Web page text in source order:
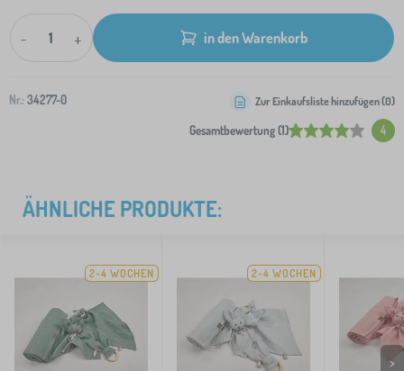
- + in den Warenkorb
Nr.: 34277-0
Gesamtbewertung (1) 4
Zur Einkaufsliste hinzufügen (0)
ÄHNLICHE PRODUKTE:
2-4 WOCHEN 2-4 WOCHEN
>